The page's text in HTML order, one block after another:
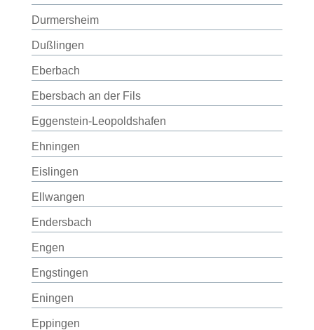
Durmersheim
Dußlingen
Eberbach
Ebersbach an der Fils
Eggenstein-Leopoldshafen
Ehningen
Eislingen
Ellwangen
Endersbach
Engen
Engstingen
Eningen
Eppingen